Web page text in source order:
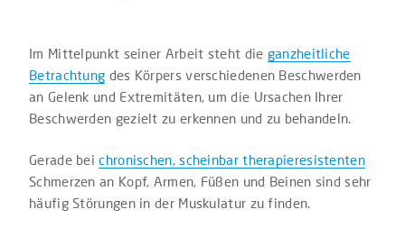
Im Mittelpunkt seiner Arbeit steht die ganzheitliche
Betrachtung des Körpers verschiedenen Beschwerden
an Gelenk und Extremitäten, um die Ursachen Ihrer
Beschwerden gezielt zu erkennen und zu behandeln.
Gerade beichronischen, scheinbar therapieresistenten
Schmerzen an Kopf, Armen, Füßen und Beinen sind sehr
häufig Störungen in der Muskulatur zu finden.